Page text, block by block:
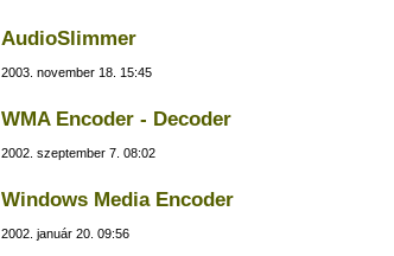
AudioSlimmer
2003. november 18. 15:45
WMA Encoder - Decoder
2002. szeptember 7. 08:02
Windows Media Encoder
2002. január 20. 09:56